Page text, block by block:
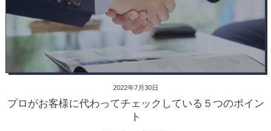
2022年7月30日
プロがお客様に代わってチェックしている５つのポイン
ト